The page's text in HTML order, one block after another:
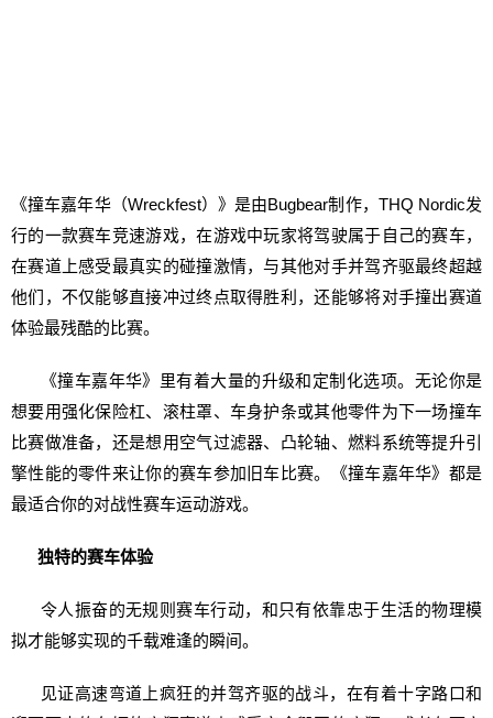
《撞车嘉年华（Wreckfest）》是由Bugbear制作，THQ Nordic发
行的一款赛车竞速游戏，在游戏中玩家将驾驶属于自己的赛车，
在赛道上感受最真实的碰撞激情，与其他对手并驾齐驱最终超越
他们，不仅能够直接冲过终点取得胜利，还能够将对手撞出赛道
体验最残酷的比赛。
《撞车嘉年华》里有着大量的升级和定制化选项。无论你是
想要用强化保险杠、滚柱罩、车身护条或其他零件为下一场撞车
比赛做准备，还是想用空气过滤器、凸轮轴、燃料系统等提升引
擎性能的零件来让你的赛车参加旧车比赛。《撞车嘉年华》都是
最适合你的对战性赛车运动游戏。
独特的赛车体验
令人振奋的无规则赛车行动，和只有依靠忠于生活的物理模
拟才能够实现的千载难逢的瞬间。
见证高速弯道上疯狂的并驾齐驱的战斗，在有着十字路口和